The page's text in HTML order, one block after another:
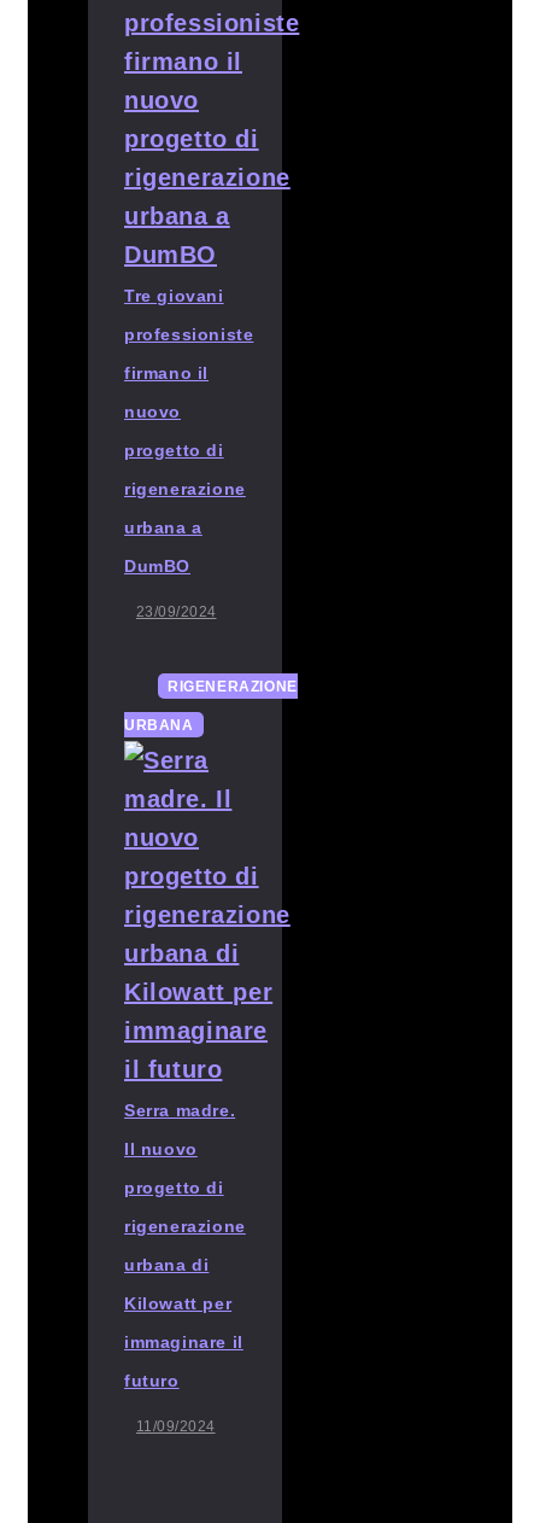
Tre giovani
professioniste
firmano il
nuovo
progetto di
rigenerazione
urbana a
DumBO
23/09/2024
RIGENERAZIONE
URBANA
Serra madre.
Il nuovo
progetto di
rigenerazione
urbana di
Kilowatt per
immaginare il
futuro
11/09/2024